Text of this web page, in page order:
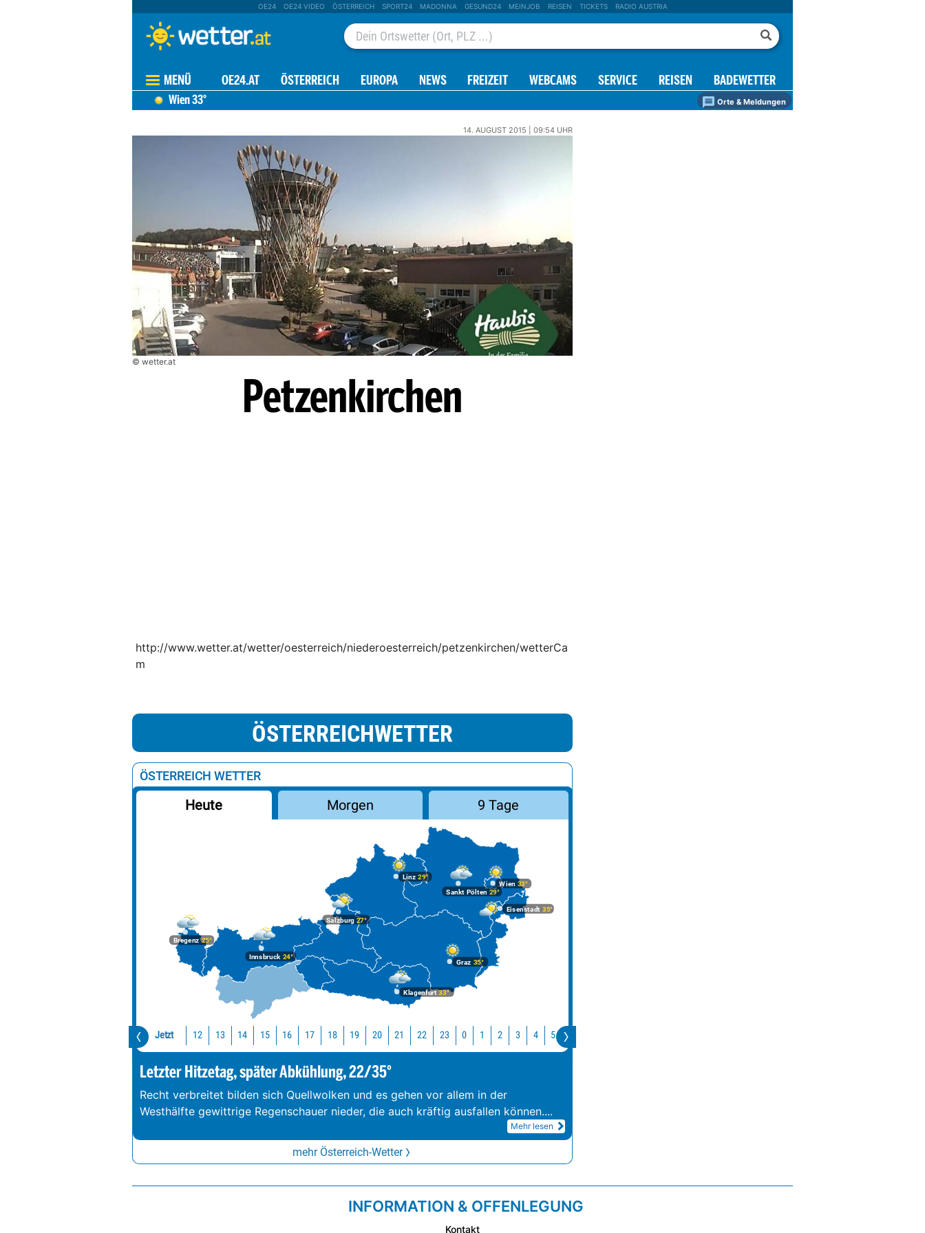
OE24 OE24 VIDEO ÖSTERREICH SPORT24 MADONNA GESUND24 MEINJOB REISEN TICKETS RADIO AUSTRIA
MENÜ OE24.AT ÖSTERREICH EUROPA NEWS FREIZEIT WEBCAMS SERVICE REISEN BADEWETTER
Wien33° Orte & Meldungen
14. AUGUST 2015 | 09:54 UHR
© wetter.at
Petzenkirchen
http://www.wetter.at/wetter/oesterreich/niederoesterreich/petzenkirchen/wetterCa
m
ÖSTERREICHWETTER
ÖSTERREICH WETTER
Heute Morgen 9 Tage
Bregenz25°
Graz 35°
Innsbruck24°
Klagenfurt33°
Linz 29°
Salzburg27°
Wien 33°
Eisenstadt 35°
Sankt Pölten 29°
Jetzt 12 13 14 15 16 17 18 19 20 21 22 23 0 1 2 3 4 5
Letzter Hitzetag, später Abkühlung, 22/35°
Recht verbreitet bilden sich Quellwolken und es gehen vor allem in der
Westhälfte gewittrige Regenschauer nieder, die auch kräftig ausfallen können....
Mehr lesen
mehr Österreich-Wetter
INFORMATION & OFFENLEGUNG
Kontakt